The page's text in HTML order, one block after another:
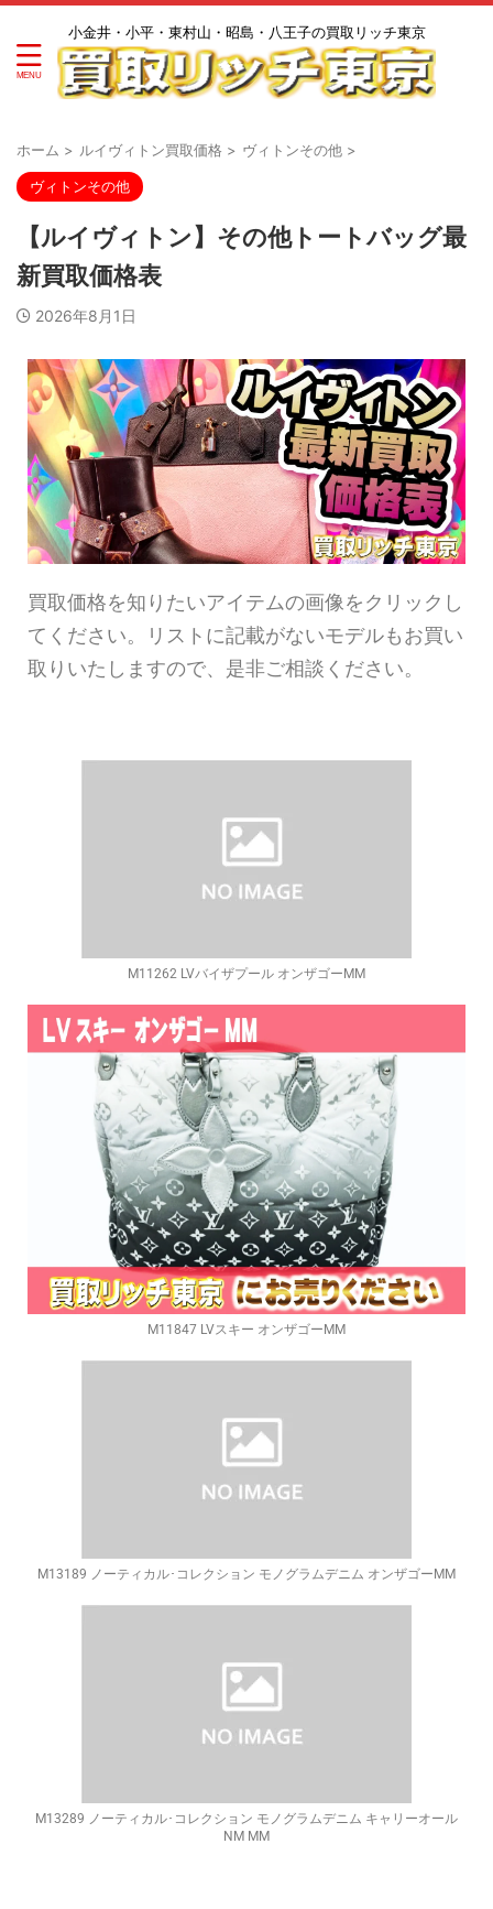
小金井・小平・東村山・昭島・八王子の買取リッチ東京
ホーム > ルイヴィトン買取価格 > ヴィトンその他 >
ヴィトンその他
【ルイヴィトン】その他トートバッグ最
新買取価格表
2026年8月1日
買取価格を知りたいアイテムの画像をクリックし
てください。リストに記載がないモデルもお買い
取りいたしますので、是非ご相談ください。
M11262 LVバイザプール オンザゴーMM
M11847 LVスキー オンザゴーMM
M13189 ノーティカル･コレクション モノグラムデニム オンザゴーMM
M13289 ノーティカル･コレクション モノグラムデニム キャリーオール
NM MM